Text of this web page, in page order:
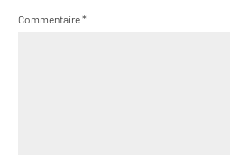
Commentaire*